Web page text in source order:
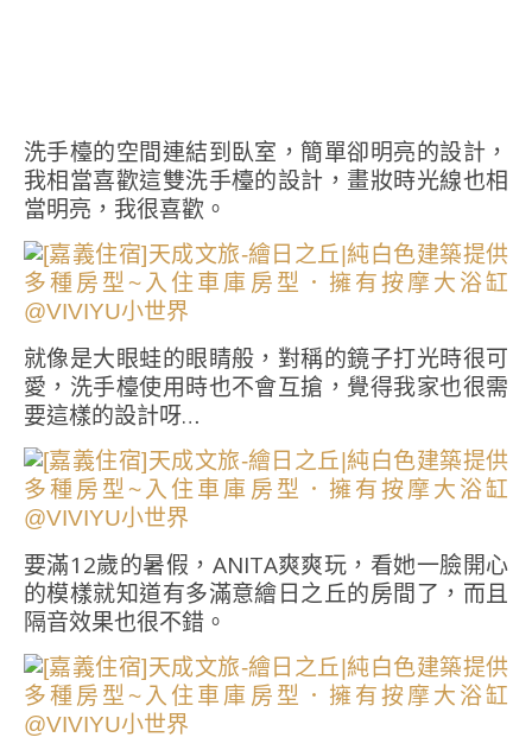
洗手檯的空間連結到臥室，簡單卻明亮的設計，
我相當喜歡這雙洗手檯的設計，畫妝時光線也相
當明亮，我很喜歡。
就像是大眼蛙的眼睛般，對稱的鏡子打光時很可
愛，洗手檯使用時也不會互搶，覺得我家也很需
要這樣的設計呀…
要滿12歲的暑假，ANITA爽爽玩，看她一臉開心
的模樣就知道有多滿意繪日之丘的房間了，而且
隔音效果也很不錯。